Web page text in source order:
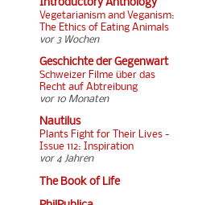
Introductory Anthology
Vegetarianism and Veganism:
The Ethics of Eating Animals
vor 3 Wochen
Geschichte der Gegenwart
Schweizer Filme über das
Recht auf Abtreibung
vor 10 Monaten
Nautilus
Plants Fight for Their Lives -
Issue 112: Inspiration
vor 4 Jahren
The Book of Life